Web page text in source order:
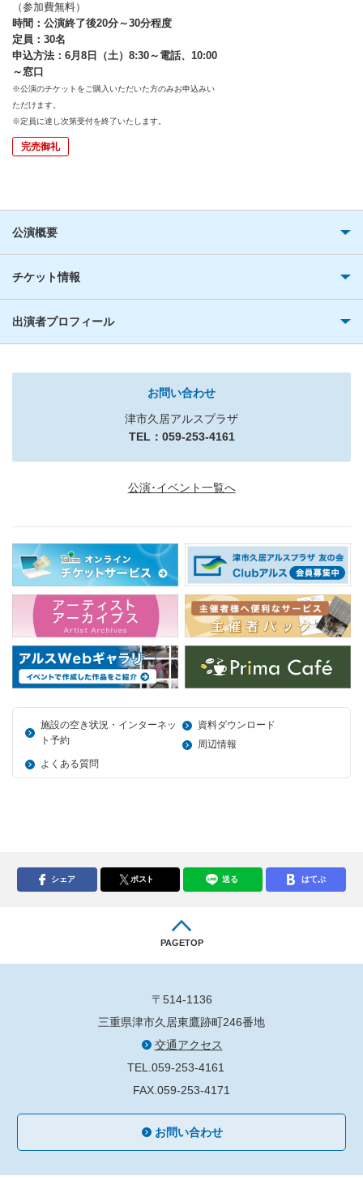
（参加費無料）
時間：公演終了後20分～30分程度
定員：30名
申込方法：6月8日（土）8:30～電話、10:00
～窓口
※公演のチケットをご購入いただいた方のみお申込みい
ただけます。
※定員に達し次第受付を終了いたします。
完売御礼
公演概要
チケット情報
出演者プロフィール
お問い合わせ
津市久居アルスプラザ
TEL：059-253-4161
公演･イベント一覧へ
施設の空き状況・インターネッ
ト予約
資料ダウンロード
周辺情報
よくある質問
シェア ポスト 送る はてぶ
PAGETOP
〒514-1136
三重県津市久居東鷹跡町246番地
交通アクセス
TEL.059-253-4161
FAX.059-253-4171
お問い合わせ